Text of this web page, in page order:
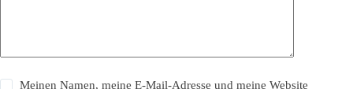
Meinen Namen, meine E-Mail-Adresse und meine Website